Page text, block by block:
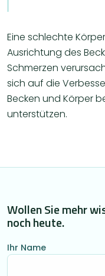
Eine schlechte
Ausrichtung des
Schmerzen
sich auf die
Becken und Körper
unterstützen.
Wollen Sie mehr
noch heute.
Ihr Name